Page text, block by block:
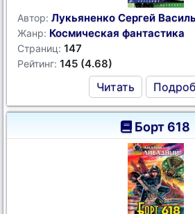
Автор: Лукьяненко Сергей
Жанр: Космическая фантастика
Страниц: 147
Рейтинг: 145 (4.68)
Читать
Борт 618